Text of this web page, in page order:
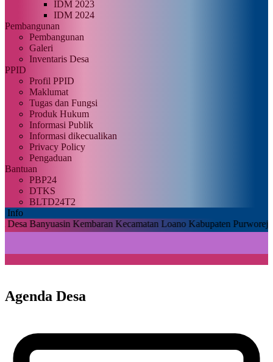
IDM 2023
IDM 2024
Pembangunan
Pembangunan
Galeri
Inventaris Desa
PPID
Profil PPID
Maklumat
Tugas dan Fungsi
Produk Hukum
Informasi Publik
Informasi dikecualikan
Privacy Policy
Pengaduan
Bantuan
PBP24
DTKS
BLTD24T2
Info
Kembaran Kecamatan Loano Kabupaten Purworejo |Untuk
Agenda Desa